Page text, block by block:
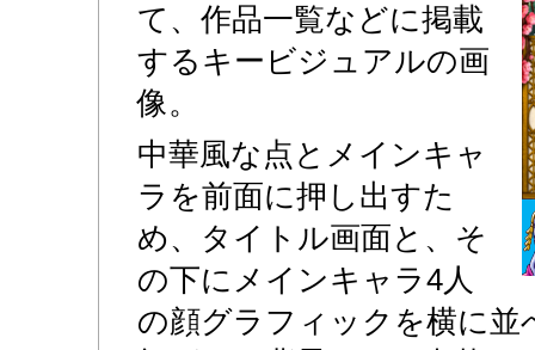
て、作品一覧などに掲載
するキービジュアルの画
像。
中華風な点とメインキャ
ラを前面に押し出すた
め、タイトル画面と、そ
の下にメインキャラ4人
の顔グラフィックを横に並